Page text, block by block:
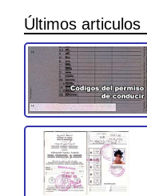
Últimos articulos